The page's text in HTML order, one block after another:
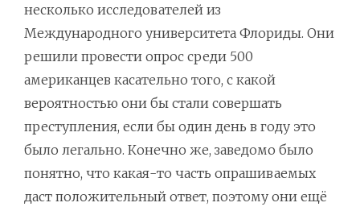
несколько исследователей из
Международного университета Флориды. Они
решили провести опрос среди 500
американцев касательно того, с какой
вероятностью они бы стали совершать
преступления, если бы один день в году это
было легально. Конечно же, заведомо было
понятно, что какая-то часть опрашиваемых
даст положительный ответ, поэтому они ещё